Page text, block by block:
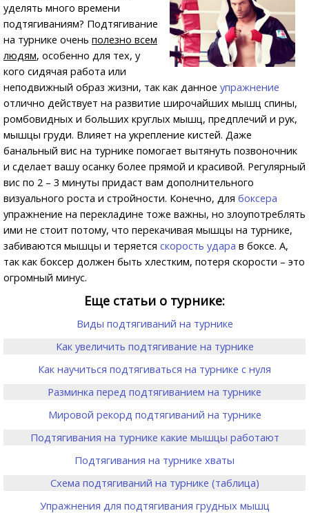
уделять много времени
подтягиваниям? Подтягивание
на турнике очень полезно всем
людям, особенно для тех, у
кого сидячая работа или
неподвижный образ жизни, так как данное упражнение
отлично действует на развитие широчайших мышц спины,
ромбовидных и больших круглых мышц, предплечий и рук,
мышцы груди. Влияет на укрепление кистей. Даже
банальный вис на турнике помогает вытянуть позвоночник
и сделает вашу осанку более прямой и красивой. Регулярный
вис по 2 – 3 минуты придаст вам дополнительного
визуального роста и стройности. Конечно, для боксера
упражнение на перекладине тоже важны, но злоупотреблять
ими не стоит потому, что перекачивая мышцы на турнике,
забиваются мышцы и теряется скорость удара в боксе. А,
так как боксер должен быть хлестким, потеря скорости – это
огромный минус.
Еще статьи о турнике:
Виды подтягиваний на турнике
Как увеличить подтягивание на турнике
Как научиться подтягиваться на турнике с нуля
Разминка перед подтягиванием на турнике
Мировой рекорд подтягиваний на турнике
Подтягивания на турнике какие мышцы работают
Подтягивания на турнике хваты
Схема подтягиваний на турнике (таблица)
Упражнения для подтягивания грудных мышц